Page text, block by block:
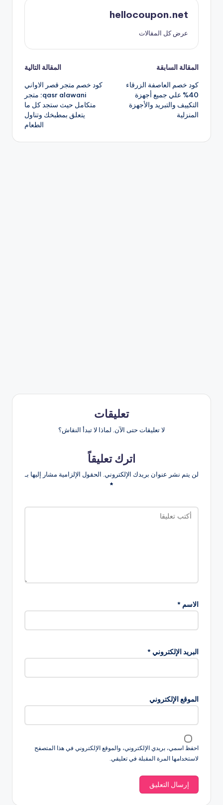
hellocoupon.net
عرض كل المقالات
تصفّح
المقالات
المقالة السابقة
كود خصم العاصفة الزرقاء
40% علي جميع أجهزة
التكييف والتبريد والأجهزة
المنزلية
المقالة التالية
كود خصم متجر قصر الاواني
qasr alawani: متجر
متكامل حيث ستجد كل ما
يتعلق بمطبخك وتناول
الطعام
تعليقات
لا تعليقات حتى الآن. لماذا لا تبدأ النقاش؟
اترك تعليقاً
لن يتم نشر عنوان بريدك الإلكتروني. الحقول الإلزامية مشار إليها بـ
*
الاسم *
البريد الإلكتروني *
الموقع الإلكتروني
احفظ اسمي، بريدي الإلكتروني، والموقع الإلكتروني في هذا المتصفح
لاستخدامها المرة المقبلة في تعليقي.